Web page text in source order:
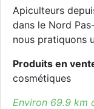
Apiculteurs
dans le Nord
nous pratiquons
Produits en
cosmétiques
Environ 69.9 km